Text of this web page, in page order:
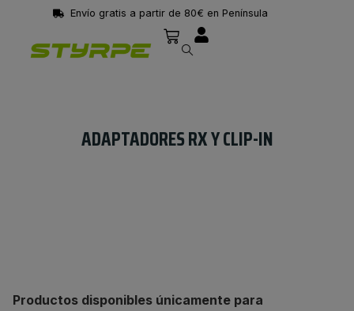
gratis a partir de 80€ en Península
ADAPTADORES RX Y CLIP-IN
Productos disponibles únicamente para